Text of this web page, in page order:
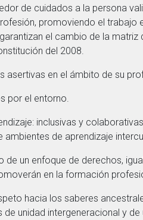
de cuidados a la persona
promoviendo el trabajo
el cambio de la
del 2008.
en el ámbito de su
el entorno.
inclusivas y colaborativas,
de aprendizaje
un enfoque de derechos,
en la formación
los saberes
unidad intergeneracional y